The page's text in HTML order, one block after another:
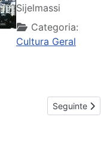
Sijelmassi
Categoria:
Cultura Geral
Artigo
Seguinte